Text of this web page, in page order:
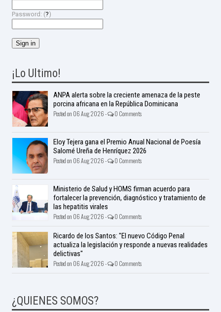
Password: (?)
¡Lo Ultimo!
ANPA alerta sobre la creciente amenaza de la peste
porcina africana en la República Dominicana
Posted on 06 Aug 2026 - 0 Comments
Eloy Tejera gana el Premio Anual Nacional de Poesía
Salomé Ureña de Henríquez 2026
Posted on 06 Aug 2026 - 0 Comments
Ministerio de Salud y HOMS firman acuerdo para
fortalecer la prevención, diagnóstico y tratamiento de
las hepatitis virales
Posted on 06 Aug 2026 - 0 Comments
Ricardo de los Santos: "El nuevo Código Penal
actualiza la legislación y responde a nuevas realidades
delictivas"
Posted on 06 Aug 2026 - 0 Comments
¿QUIENES SOMOS?